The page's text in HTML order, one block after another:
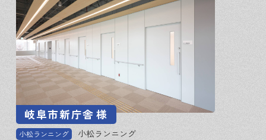
岐阜市新庁舎 様
小松ランニング 小松ランニング